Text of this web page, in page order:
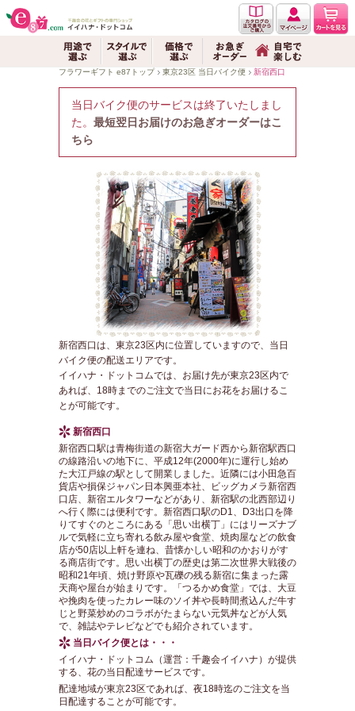
フラワーギフト e87トップ 東京23区 当日バイク便 新宿西口
当日バイク便のサービスは終了いたしまし
た。 最短翌日お届けのお急ぎオーダーはこ
ちら
新宿西口は、東京23区内に位置していますので、当日
バイク便の配送エリアです。
イイハナ・ドットコムでは、お届け先が東京23区内で
あれば、18時までのご注文で当日にお花をお届けるこ
とが可能です。
新宿西口
新宿西口駅は青梅街道の新宿大ガード西から新宿駅西口
の線路沿いの地下に、平成12年(2000年)に運行し始め
た大江戸線の駅として開業しました。近隣には小田急百
貨店や損保ジャパン日本興亜本社、ビッグカメラ新宿西
口店、新宿エルタワーなどがあり、新宿駅の北西部辺り
へ行く際には便利です。新宿西口駅のD1、D3出口を降
りてすぐのところにある「思い出横丁」にはリーズナブ
ルで気軽に立ち寄れる飲み屋や食堂、焼肉屋などの飲食
店が50店以上軒を連ね、昔懐かしい昭和のかおりがす
る商店街です。思い出横丁の歴史は第二次世界大戦後の
昭和21年頃、焼け野原や瓦礫の残る新宿に集まった露
天商や屋台が始まりです。「つるかめ食堂」では、大豆
や挽肉を使ったカレー味のソイ丼や長時間煮込んだ牛す
じと野菜炒めのコラボがたまらない元気丼などが人気
で、雑誌やテレビなどでも紹介されています。
当日バイク便とは・・・
イイハナ・ドットコム（運営：千趣会イイハナ）が提供
する、花の当日配達サービスです。
配達地域が東京23区であれば、夜18時迄のご注文を当
日配達することが可能です。